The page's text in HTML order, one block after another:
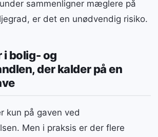
sammenligner mæglere på
er det en unødvendig risiko.
i bolig- og
der kalder på en
kun på gaven ved
Men i praksis er der flere